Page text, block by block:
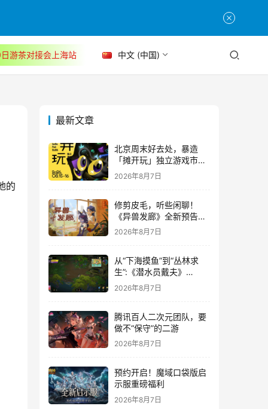
游茶对接会上海站 中文 (中国)
的
最新文章
北京周末好去处，暴造
「摊开玩」独立游戏市集
正式开票！
2026年8月7日
修剪皮毛，听些闲聊！
《异兽发廊》全新预告与
Steam免费试玩公开
2026年8月7日
从“下海摸鱼”到“丛林求
生”:《潜水员戴夫》
DLC《丛林》移动端定档
8月14日
2026年8月7日
腾讯百人二次元团队，要
做不“保守”的二游
2026年8月7日
预约开启！魔域口袋版启
示服重磅福利
2026年8月7日